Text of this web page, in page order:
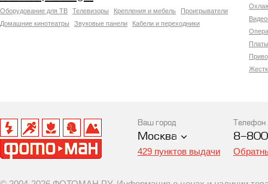
Оборудование для ТВ Телевизоры Крепления и мебель
Проигрыватели
Домашние кинотеатры
Звуковые панели Кабели и переходники
Ваш город
Москва
429 пунктов выдачи
Телефон
8-